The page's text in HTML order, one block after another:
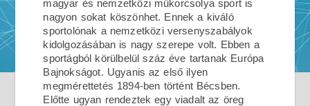
magyar és nemzetközi műkorcsolya sport is
nagyon sokat köszönhet. Ennek a kiváló
sportolónak a nemzetközi versenyszabályok
kidolgozásában is nagy szerepe volt. Ebben a
sportágból körülbelül száz éve tartanak Európa
Bajnokságot. Ugyanis az első ilyen
megmérettetés 1894-ben történt Bécsben.
Előtte ugyan rendeztek egy viadalt az öreg